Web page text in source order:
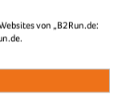
Parkplatz
Speisen und
von „B2Run.de: